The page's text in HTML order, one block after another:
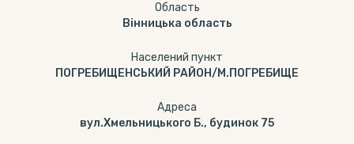
Область
Вінницька область
Населений пункт
ПОГРЕБИЩЕНСЬКИЙ РАЙОН/М.ПОГРЕБИЩЕ
Адреса
вул.Хмельницького Б., будинок 75